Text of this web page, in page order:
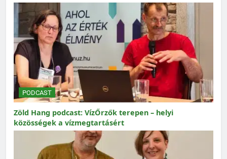
PODCAST
Zöld Hang podcast: VízŐrzők terepen – helyi
közösségek a vízmegtartásért